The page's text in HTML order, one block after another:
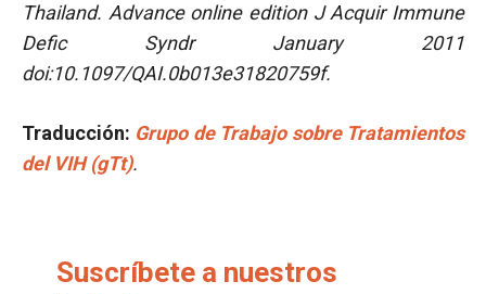
Thailand. Advance online edition J Acquir Immune
Defic Syndr January 2011
doi:10.1097/QAI.0b013e31820759f.
Traducción: Grupo de Trabajo sobre Tratamientos
del VIH (gTt).
Suscríbete a nuestros